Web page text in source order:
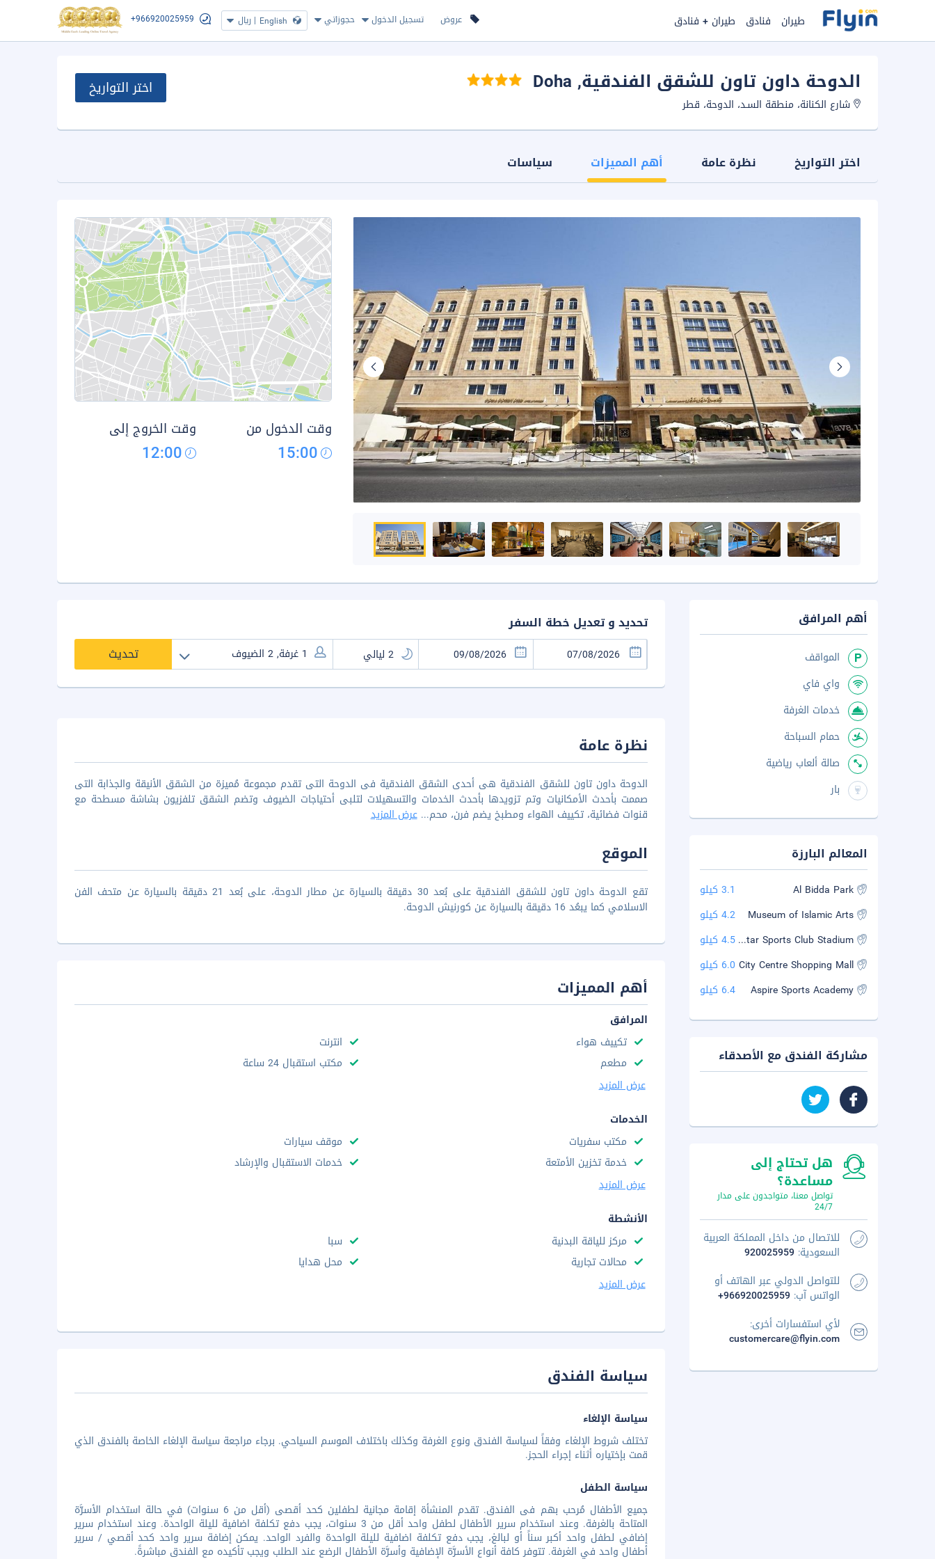
عروض تسجيل الدخول حجوزاتي English
| ريال +966920025959 طيران فنادق طيران + فنادق
الدوحة داون تاون للشقق الفندقية, Doha
شارع الكنانة، منطقة السـد، الدوحة، قطر
اختر التواريخ
اختر التواريخ نظرة عامة أهم المميزات سياسات
وقت الدخول من
15:00
وقت الخروج إلى
12:00
تحديد و تعديل خطة السفر
تحديث
نظرة عامة
الدوحة داون تاون للشقق الفندقية هى أحدى الشقق الفندقية فى الدوحة التى تقدم مجموعة مُميزة من الشقق الأنيقة والجذابة التى
صممت بأحدث الأمكانيات وتم تزويدها بأحدث الخدمات والتسهيلات لتلبى أحتياجات الضيوف وتضم الشقق تلفزيون بشاشة مسطحة مع
قنوات فضائية، تكييف الهواء ومطبخ يضم فرن، محم...عرض المزيد
الموقع
تقع الدوحة داون تاون للشقق الفندقية على بُعد 30 دقيقة بالسيارة عن مطار الدوحة، على بُعد 21 دقيقة بالسيارة عن متحف الفن
الاسلامي كما يبعُد 16 دقيقة بالسيارة عن كورنيش الدوحة.
أهم المميزات
المرافق
تكييف هواء
انترنت
مطعم
مكتب استقبال 24 ساعة
عرض المزيد
الخدمات
مكتب سفريات
موقف سيارات
خدمة تخزين الأمتعة
خدمات الاستقبال والإرشاد
عرض المزيد
الأنشطة
مركز للياقة البدنية
سبا
محالات تجارية
محل هدايا
عرض المزيد
سياسة الفندق
سياسة الإلغاء
تختلف شروط الإلغاء وفقاً لسياسة الفندق ونوع الغرفة وكذلك باختلاف الموسم السياحي. برجاء مراجعة سياسة الإلغاء الخاصة بالفندق الذي
قمت بإختياره أثناء إجراء الحجز.
سياسة الطفل
جميع الأطفال مُرحب بهم فى الفندق. تقدم المنشأة إقامة مجانية لطفلين كحد أقصى (أقل من 6 سنوات) في حالة استخدام الأسرَّة
المتاحة بالغرفة. وعند استخدام سرير الأطفال لطفل واحد أقل من 3 سنوات، يجب دفع تكلفة اضافية لليلة الواحدة. وعند استخدام سرير
إضافي لطفل واحد أكبر سناً أو لبالغ، يجب دفع تكلفة اضافية لليلة الواحدة والفرد الواحد. يمكن إضافة سرير واحد كحد أقصي / سرير
أطفال واحد في الغرفة. تتوفر كافة أنواع الأسرَّة الإضافية وأسرَّة الأطفال الرضع عند الطلب ويجب تأكيده مع الفندق مباشرةً.
أهم المرافق
المواقف
واي فاي
خدمات الغرفة
حمام السباحة
صالة ألعاب رياضية
بار
المعالم البارزة
Al Bidda Park
3.1 كيلو
Museum of Islamic Arts
4.2 كيلو
Qatar Sports Club Stadium4.5 كيلو
City Centre Shopping Mall 6.0 كيلو
Aspire Sports Academy
6.4 كيلو
مشاركة الفندق مع الأصدقاء
هل تحتاج إلى
مساعدة؟
تواصل معنا، متواجدون على مدار
24/7
للاتصال من داخل المملكة العربية
السعودية: 920025959
للتواصل الدولي عبر الهاتف أو
الواتس آب: +966920025959
لأي استفسارات أخرى:
customercare@flyin.com